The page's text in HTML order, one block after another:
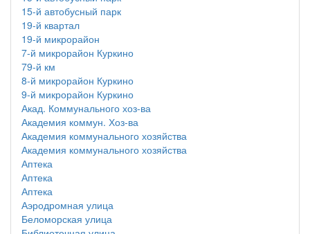
15-й автобусный парк
19-й квартал
19-й микрорайон
7-й микрорайон Куркино
79-й км
8-й микрорайон Куркино
9-й микрорайон Куркино
Акад. Коммунального хоз-ва
Академия коммун. Хоз-ва
Академия коммунального хозяйства
Академия коммунального хозяйства
Аптека
Аптека
Аптека
Аэродромная улица
Беломорская улица